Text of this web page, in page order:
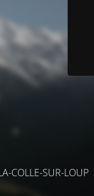
COLLE-SUR-LOUP